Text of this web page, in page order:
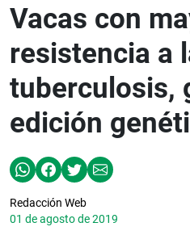
Vacas con
resistencia a
tuberculosis,
edición
Redacción Web
01 de agosto de 2019